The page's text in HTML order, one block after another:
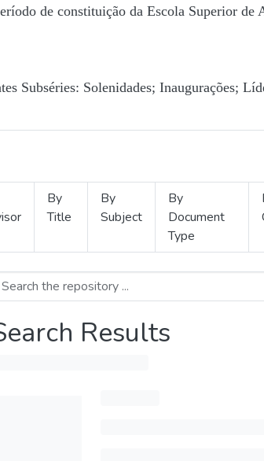
de constituição da Escola Superior
Subséries: Solenidades; Inaugurações;
By
Title
By
Subject
By
Document
Type
Results